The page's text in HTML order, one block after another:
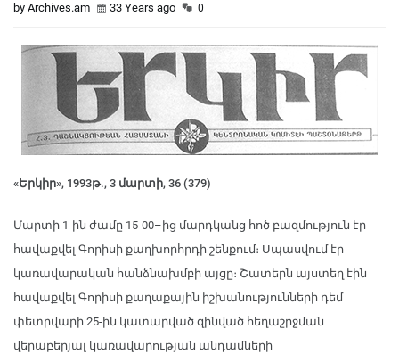
by Archives.am 33 Years ago 0
«Երկիր», 1993թ., 3 մարտի, 36 (379)
Մարտի 1-ին ժամը 15-00–ից մարդկանց հոծ բազմություն էր
հավաքվել Գորիսի քաղխորհրդի շենքում։ Սպասվում էր
կառավարական հանձնախմբի այցը։ Շատերն այստեղ էին
հավաքվել Գորիսի քաղաքային իշխանությունների դեմ
փետրվարի 25-ին կատարված զինված հեղաշրջման
վերաբերյալ կառավարության անդամների